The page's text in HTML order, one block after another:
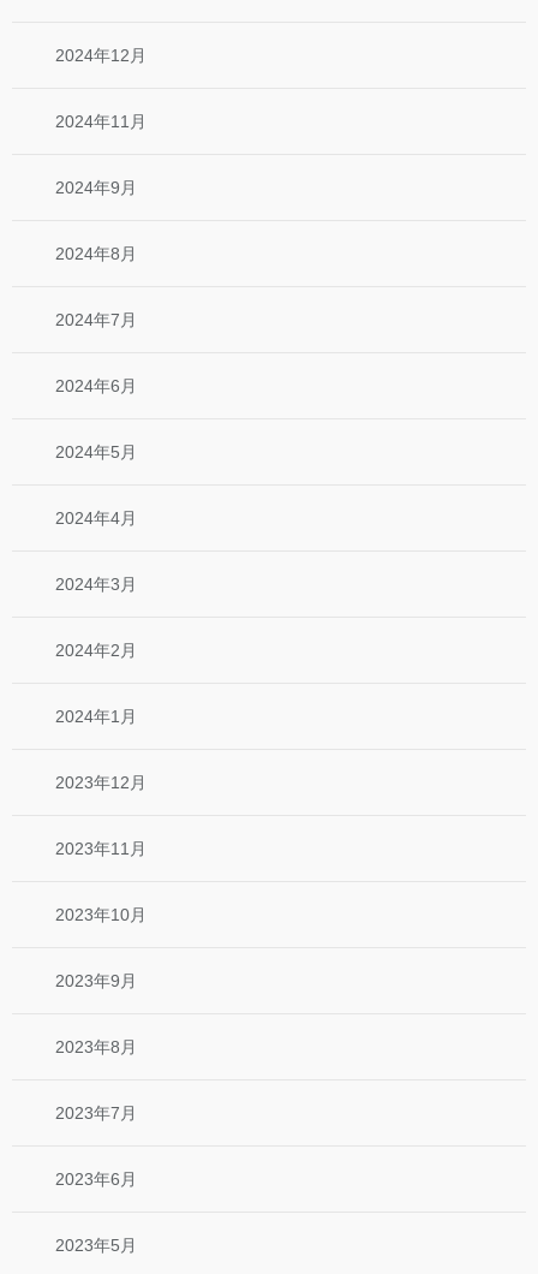
2024年12月
2024年11月
2024年9月
2024年8月
2024年7月
2024年6月
2024年5月
2024年4月
2024年3月
2024年2月
2024年1月
2023年12月
2023年11月
2023年10月
2023年9月
2023年8月
2023年7月
2023年6月
2023年5月